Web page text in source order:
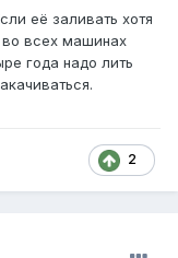
её заливать хотя
всех машинах
года надо лить
2